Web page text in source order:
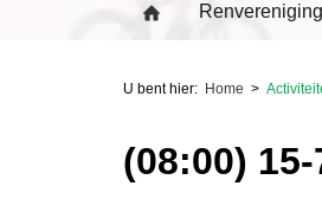
Renvereniging
U bent hier: Home
(08:00)